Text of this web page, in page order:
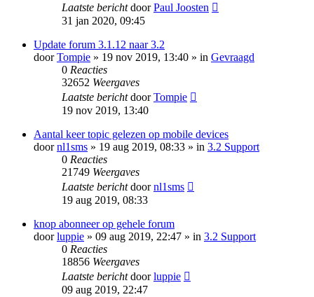
Laatste berichtdoorPaul Joosten
31 jan 2020, 09:45
Update forum 3.1.12 naar 3.2
doorTompie » 19 nov 2019, 13:40 » in Gevraagd
0 Reacties
32652 Weergaves
Laatste berichtdoorTompie
19 nov 2019, 13:40
Aantal keer topic gelezen op mobile devices
doornl1sms » 19 aug 2019, 08:33 » in 3.2 Support
0 Reacties
21749 Weergaves
Laatste berichtdoornl1sms
19 aug 2019, 08:33
knop abonneer op gehele forum
doorluppie » 09 aug 2019, 22:47 » in 3.2 Support
0 Reacties
18856 Weergaves
Laatste berichtdoorluppie
09 aug 2019, 22:47